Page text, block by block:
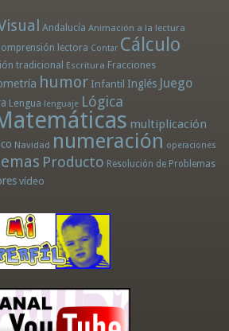
Andalucía Animación a la lectura
lectora Contar Cálculo
tradicional Escritura Fracciones
humor Infantil Inglés Juego
Lengua lenguaje Lógica
multiplicación
Navidad numeración operaciones
Producto Resolución de Problemas
vídeo